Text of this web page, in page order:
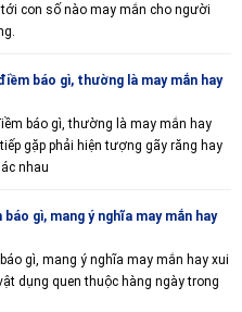
con số nào may mắn cho người
báo gì, thường là may mắn hay
báo gì, thường là may mắn hay
gặp phải hiện tượng gãy răng hay
nhau
gì, mang ý nghĩa may mắn hay
gì, mang ý nghĩa may mắn hay xui
dụng quen thuộc hàng ngày trong